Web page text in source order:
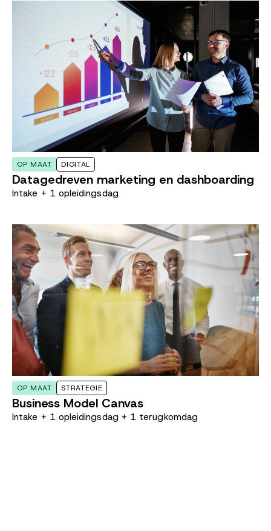
OP MAAT DIGITAL
Datagedreven marketing en dashboarding
Intake + 1 opleidingsdag
OP MAAT STRATEGIE
Business Model Canvas
Intake + 1 opleidingsdag + 1 terugkomdag